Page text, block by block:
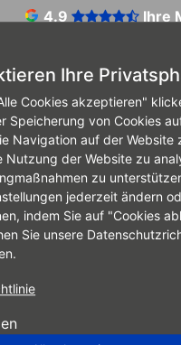
Ihre
Cookies akzeptieren"
Speicherung von Cookies
Navigation auf der Website
Nutzung der Website zu
zu
jederzeit ändern
indem Sie auf "Cookies
Sie unsere
4.9 Ihre
EU-Reifenlabel